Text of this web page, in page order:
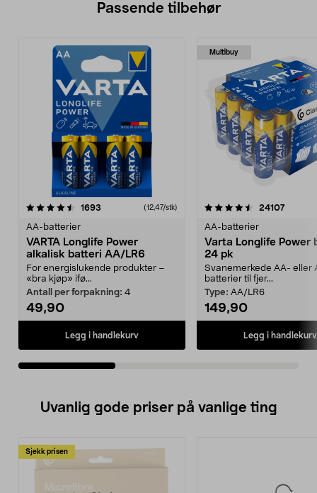
Passende tilbehør
1693 anmeldelser(12,47/stk)
AA-batterier
VARTA Longlife Power
alkalisk batteri AA/LR6
For energislukende produkter –
«bra kjøp» ifø...
Antall per forpakning: 4
49,90
Legg i handlekurv
Multibuy
4.5av 5 stjerner 24107
AA-batterier
Varta Longlife Power
24 pk
Svanemerkede AA- eller
batterier til fjer...
Type: AA/LR6
149,90
Legg i handlekurv
4.5av 5 stjerner
Uvanlig gode priser på vanlige ting
Sjekk prisen